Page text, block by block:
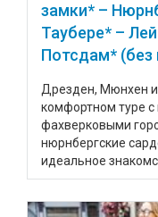
замки* –
Таубере* –
Потсдам* (без
Дрезден, Мюнхен
комфортном туре
фахверковыми
нюрнбергские
идеальное